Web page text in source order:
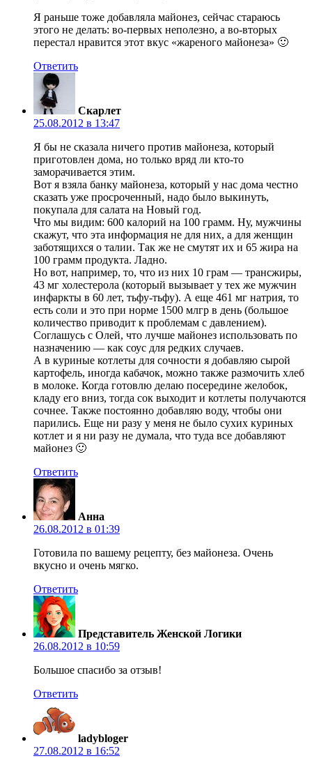
Я раньше тоже добавляла майонез, сейчас стараюсь
этого не делать: во-первых неполезно, а во-вторых
перестал нравится этот вкус «жареного майонеза» 🙂
Ответить
Скарлет
25.08.2012 в 13:47
Я бы не сказала ничего против майонеза, который
приготовлен дома, но только вряд ли кто-то
заморачивается этим.
Вот я взяла банку майонеза, который у нас дома честно
сказать уже просроченный, надо было выкинуть,
покупала для салата на Новый год.
Что мы видим: 600 калорий на 100 грамм. Ну, мужчины
скажут, что эта информация не для них, а для женщин
заботящихся о талии. Так же не смутят их и 65 жира на
100 грамм продукта. Ладно.
Но вот, например, то, что из них 10 грам — трансжиры,
43 мг холестерола (который вызывает у тех же мужчин
инфаркты в 60 лет, тьфу-тьфу). А еще 461 мг натрия, то
есть соли и это при норме 1500 млгр в день (большое
количество приводит к проблемам с давлением).
Соглашусь с Олей, что лучше майонез использовать по
назначению — как соус для редких случаев.
А в куриные котлеты для сочности я добавляю сырой
картофель, иногда кабачок, можно также размочить хлеб
в молоке. Когда готовлю делаю посередине желобок,
кладу его вниз, тогда сок выходит и котлеты получаются
сочнее. Также постоянно добавляю воду, чтобы они
парились. Еще ни разу у меня не было сухих куриных
котлет и я ни разу не думала, что туда все добавляют
майонез 🙂
Ответить
Анна
26.08.2012 в 01:39
Готовила по вашему рецепту, без майонеза. Очень
вкусно и очень мягко.
Ответить
Представитель Женской Логики
26.08.2012 в 10:59
Большое спасибо за отзыв!
Ответить
ladybloger
27.08.2012 в 16:52